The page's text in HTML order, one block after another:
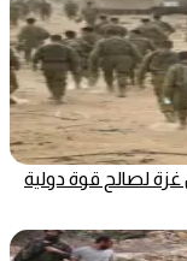
لصالح قوة دولية